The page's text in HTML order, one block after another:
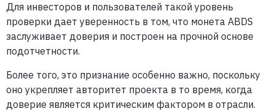
Для инвесторов и пользователей такой уровень
проверки дает уверенность в том, что монета ABDS
заслуживает доверия и построен на прочной основе
подотчетности.
Более того, это признание особенно важно, поскольку
оно укрепляет авторитет проекта в то время, когда
доверие является критическим фактором в отрасли.